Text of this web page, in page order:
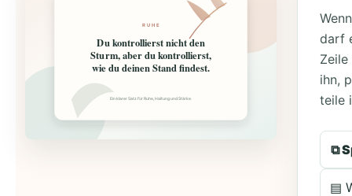
RUHE
Du kontrollierst nicht den
Sturm, aber du kontrollierst,
wie du deinen Stand findest.
Ein klarer Satz für Ruhe, Haltung und Stärke.
darf
ihn,
teile
⧉
▤